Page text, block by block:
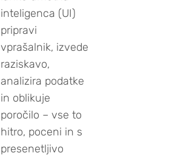
inteligenca (UI)
pripravi
vprašalnik, izvede
raziskavo,
analizira podatke
in oblikuje
poročilo – vse to
hitro, poceni in s
presenetljivo